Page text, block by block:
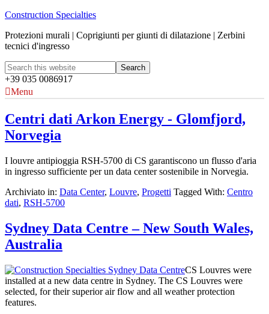
Construction Specialties
Protezioni murali | Coprigiunti per giunti di dilatazione | Zerbini
tecnici d'ingresso
+39 035 0086917
Menu
Centri dati Arkon Energy - Glomfjord,
Norvegia
I louvre antipioggia RSH-5700 di CS garantiscono un flusso d'aria
in ingresso sufficiente per un data center sostenibile in Norvegia.
Archiviato in: Data Center, Louvre, Progetti Tagged With: Centro
dati, RSH-5700
Sydney Data Centre – New South Wales,
Australia
CS Louvres were
installed at a new data centre in Sydney. The CS Louvres were
selected, for their superior air flow and all weather protection
features.